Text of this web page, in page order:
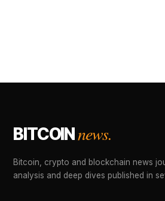
BITCOINnews.
Bitcoin, crypto and blockchain news
analysis and deep dives published in